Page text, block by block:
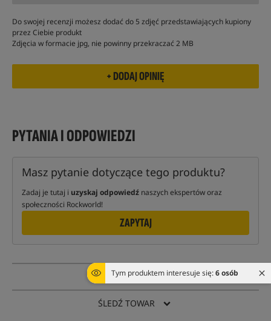
Tym produktem interesuje się:6 osób
Do swojej recenzji możesz dodać do 5 zdjęć przedstawiających kupiony
przez Ciebie produkt
Zdjęcia w formacie jpg, nie powinny przekraczać 2 MB
PYTANIA I ODPOWIEDZI
Masz pytanie dotyczące tego produktu?
Zadaj je tutaj i uzyskaj odpowiedź naszych ekspertów oraz
społeczności Rockworld!
ZAPYTAJ
PYTANIE O TOWAR
ŚLEDŹ TOWAR